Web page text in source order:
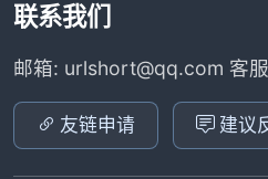
联系我们
邮箱: urlshort@qq.com 客
友链申请 建议